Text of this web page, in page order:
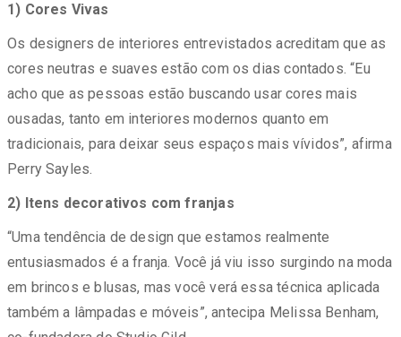
1) Cores Vivas
Os designers de interiores entrevistados acreditam que as
cores neutras e suaves estão com os dias contados. “Eu
acho que as pessoas estão buscando usar cores mais
ousadas, tanto em interiores modernos quanto em
tradicionais, para deixar seus espaços mais vívidos”, afirma
Perry Sayles.
2) Itens decorativos com franjas
“Uma tendência de design que estamos realmente
entusiasmados é a franja. Você já viu isso surgindo na moda
em brincos e blusas, mas você verá essa técnica aplicada
também a lâmpadas e móveis”, antecipa Melissa Benham,